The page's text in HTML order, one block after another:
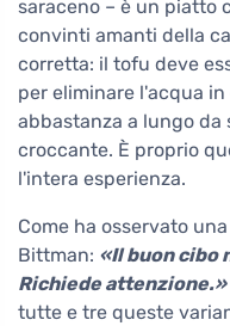
saraceno – è un piatto
convinti amanti della
corretta: il tofu deve
per eliminare l'acqua
abbastanza a lungo
croccante. È proprio
l'intera esperienza.
Come ha osservato
Bittman: «Il buon cibo
Richiede attenzione.»
tutte e tre queste